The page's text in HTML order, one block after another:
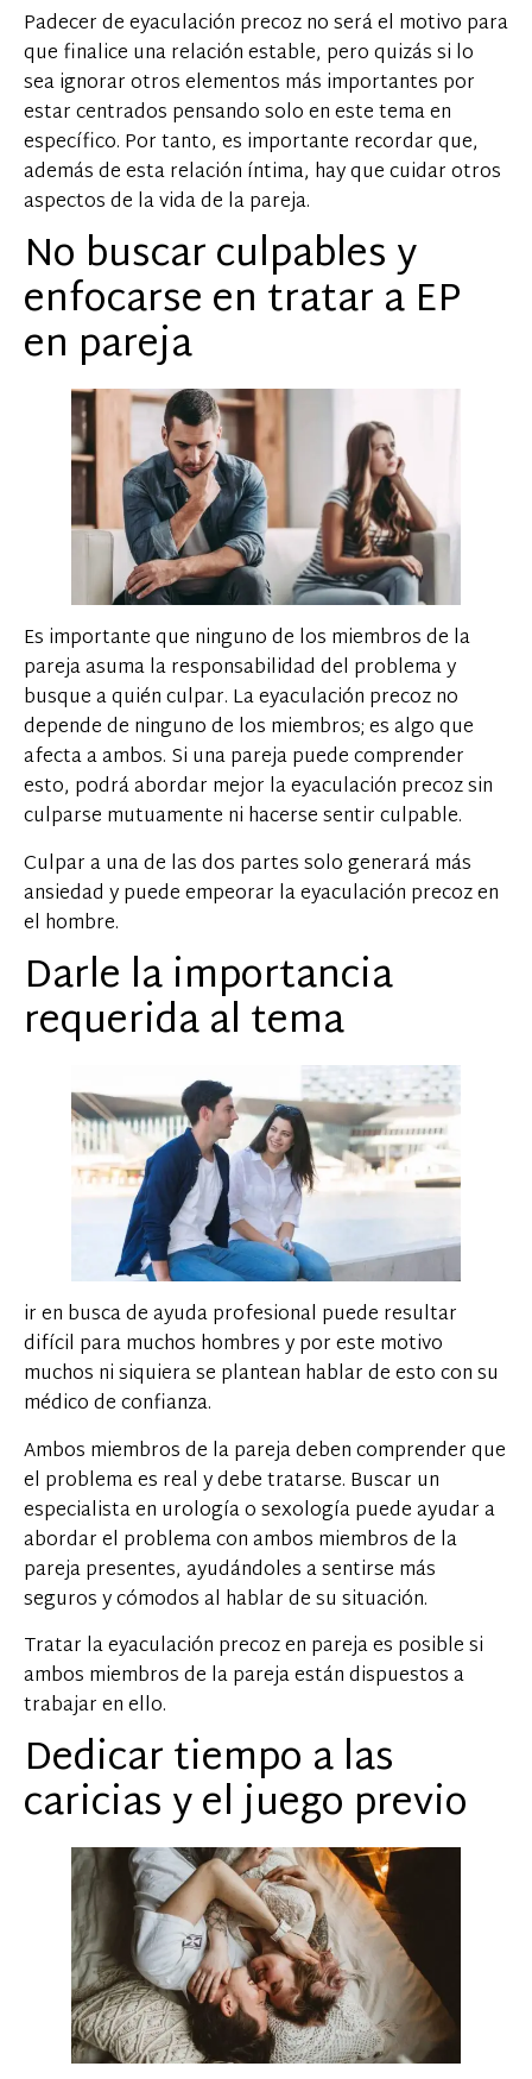
Padecer de eyaculación precoz no será el motivo para
que finalice una relación estable, pero quizás si lo
sea ignorar otros elementos más importantes por
estar centrados pensando solo en este tema en
específico. Por tanto, es importante recordar que,
además de esta relación íntima, hay que cuidar otros
aspectos de la vida de la pareja.
No buscar culpables y
enfocarse en tratar a EP
en pareja
Es importante que ninguno de los miembros de la
pareja asuma la responsabilidad del problema y
busque a quién culpar. La eyaculación precoz no
depende de ninguno de los miembros; es algo que
afecta a ambos. Si una pareja puede comprender
esto, podrá abordar mejor la eyaculación precoz sin
culparse mutuamente ni hacerse sentir culpable.
Culpar a una de las dos partes solo generará más
ansiedad y puede empeorar la eyaculación precoz en
el hombre.
Darle la importancia
requerida al tema
ir en busca de ayuda profesional puede resultar
difícil para muchos hombres y por este motivo
muchos ni siquiera se plantean hablar de esto con su
médico de confianza.
Ambos miembros de la pareja deben comprender que
el problema es real y debe tratarse. Buscar un
especialista en urología o sexología puede ayudar a
abordar el problema con ambos miembros de la
pareja presentes, ayudándoles a sentirse más
seguros y cómodos al hablar de su situación.
Tratar la eyaculación precoz en pareja es posible si
ambos miembros de la pareja están dispuestos a
trabajar en ello.
Dedicar tiempo a las
caricias y el juego previo